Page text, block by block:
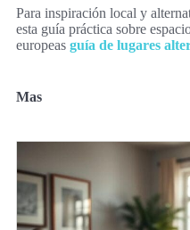
Para inspiración local y
esta guía práctica sobre
europeas guía de lugares
Mas